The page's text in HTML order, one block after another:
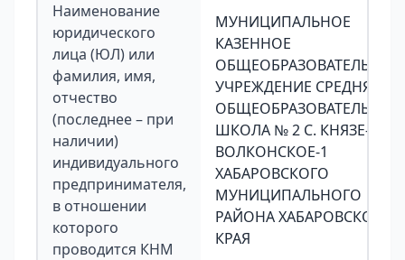
Наименование
юридического
лица (ЮЛ) или
фамилия, имя,
отчество
(последнее – при
наличии)
индивидуального
предпринимателя,
в отношении
которого
проводится КНМ
МУНИЦИПАЛЬНОЕ
КАЗЕННОЕ
ОБЩЕОБРАЗОВАТЕЛЬНОЕ
УЧРЕЖДЕНИЕ СРЕДНЯЯ
ОБЩЕОБРАЗОВАТЕЛЬНАЯ
ШКОЛА № 2 С. КНЯЗЕ-
ВОЛКОНСКОЕ-1
ХАБАРОВСКОГО
МУНИЦИПАЛЬНОГО
РАЙОНА ХАБАРОВСКОГО
КРАЯ